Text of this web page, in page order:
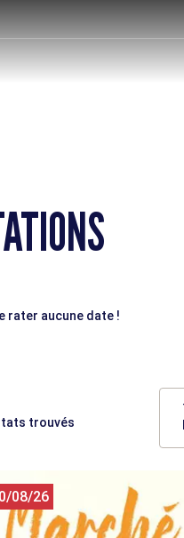
rater aucune date !
trouvés
08/26